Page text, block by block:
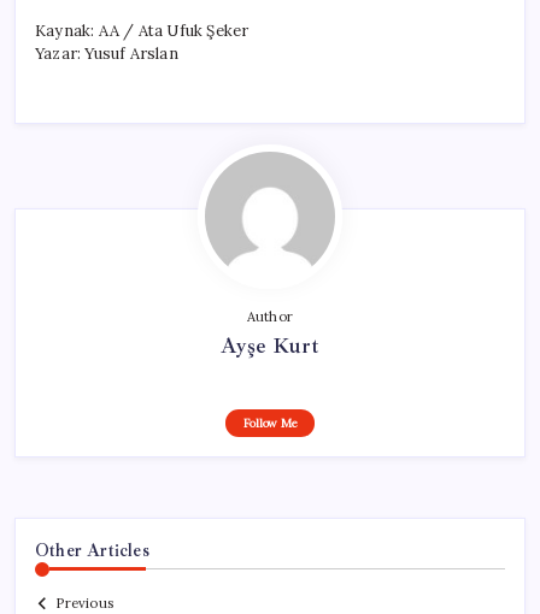
Kaynak: AA / Ata Ufuk Şeker
Yazar: Yusuf Arslan
Author
Ayşe Kurt
Follow Me
Other Articles
Previous